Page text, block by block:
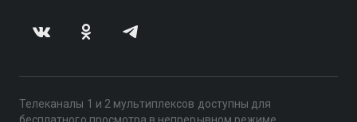
Телеканалы 1 и 2 мультиплексов доступны для